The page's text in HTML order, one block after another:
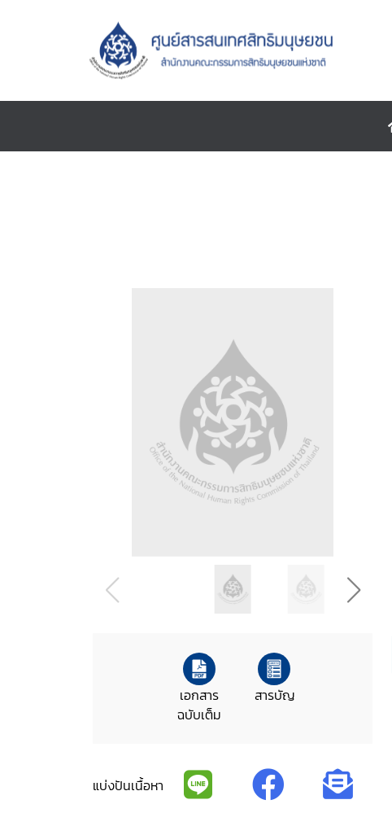
เอกสาร
ฉบับเต็ม
สารบัญ
แบ่งปันเนื้อหา